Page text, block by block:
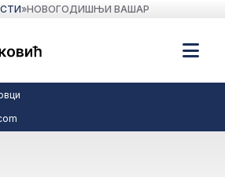
»НОВОГОДИШЊИ ВАШАР